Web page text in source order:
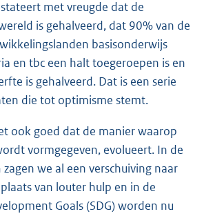
met vreugde dat de
is gehalveerd, dat 90% van de
basisonderwijs
en tbc een halt toegeroepen is en
is gehalveerd. Dat is een serie
die tot optimisme stemt.
ook goed dat de manier waarop
vormgegeven, evolueert. In de
we al een verschuiving naar
van louter hulp en in de
Goals (SDG) worden nu